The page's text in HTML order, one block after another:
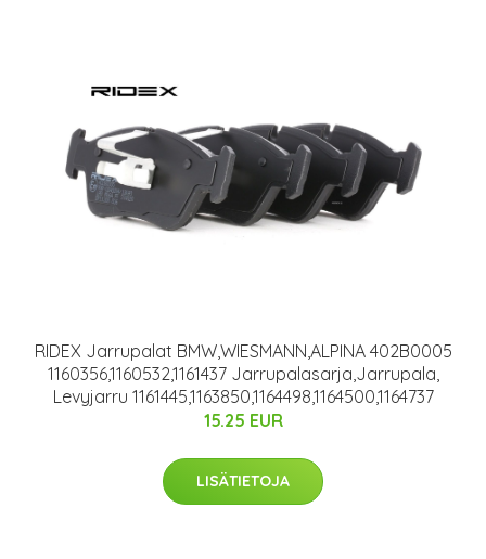
RIDEX Jarrupalat BMW,WIESMANN,ALPINA 402B0005
1160356,1160532,1161437 Jarrupalasarja,Jarrupala,
Levyjarru 1161445,1163850,1164498,1164500,1164737
15.25 EUR
LISÄTIETOJA